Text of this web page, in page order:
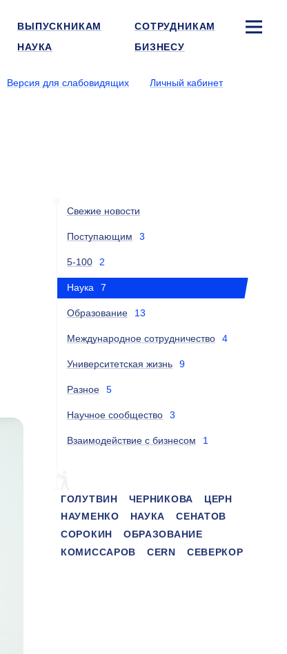
ВЫПУСКНИКАМ
СОТРУДНИКАМ
НАУКА БИЗНЕСУ
Версия для слабовидящих
Личный кабинет
Свежие новости
Поступающим 3
5-100 2
Наука 7
Образование 13
Международное сотрудничество 4
Университетская жизнь 9
Разное 5
Научное сообщество 3
Взаимодействие с бизнесом 1
ГОЛУТВИН ЧЕРНИКОВА
ЦЕРН
НАУМЕНКО
НАУКА
СЕНАТОВ
СОРОКИН
ОБРАЗОВАНИЕ
КОМИССАРОВ
CERN СЕВЕРКОР